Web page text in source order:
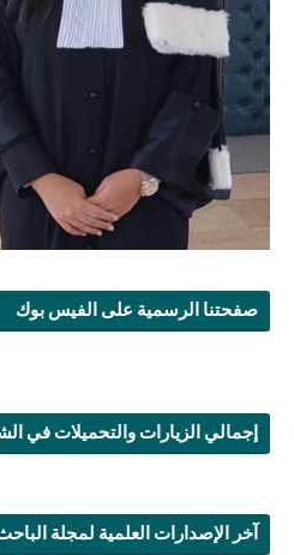
صفحتنا الرسمية على الفيس بوك
إجمالي الزيارات والتحميلات في
آخر الإصدارات العلمية لمجلة